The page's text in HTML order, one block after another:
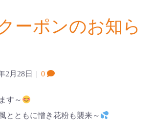
ーポンのお知ら
2月28日 | 0
す～
とともに憎き花粉も襲来～